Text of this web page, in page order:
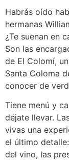
Habrás oído
hermanas
¿Te suenan en
Son las
de El Colomí,
Santa Coloma
conocer de
Tiene menú y
déjate llevar.
vivas una
el último
del vino, las